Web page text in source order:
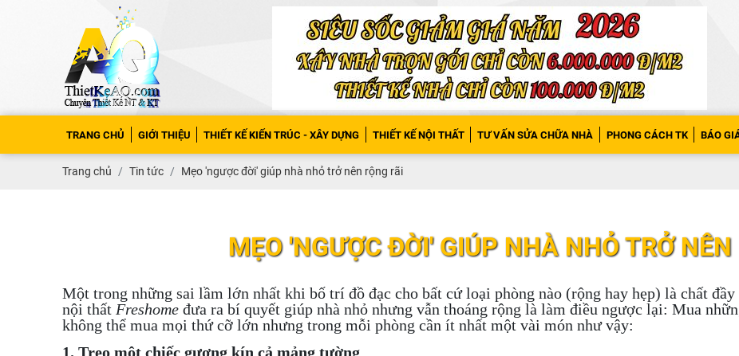
TRANG CHỦ GIỚI THIỆU THIẾT KẾ KIẾN TRÚC - XÂY DỰNG THIẾT KẾ NỘI THẤT TƯ VẤN SỬA CHỮA NHÀ PHONG CÁCH TK BÁO
Trang chủ Tin tức Mẹo 'ngược đời' giúp nhà nhỏ trở nên rộng rãi
MẸO 'NGƯỢC ĐỜI' GIÚP NHÀ NHỎ TRỞ NÊN
Một trong những sai lầm lớn nhất khi bố trí đồ đạc cho bất cứ loại phòng nào (rộng hay hẹp) là chất
nội thất Freshome đưa ra bí quyết giúp nhà nhỏ nhưng vẫn thoáng rộng là làm điều ngược lại: Mua
không thể mua mọi thứ cỡ lớn nhưng trong mỗi phòng cần ít nhất một vài món như vậy:
1. Treo một chiếc gương kín cả mảng tường